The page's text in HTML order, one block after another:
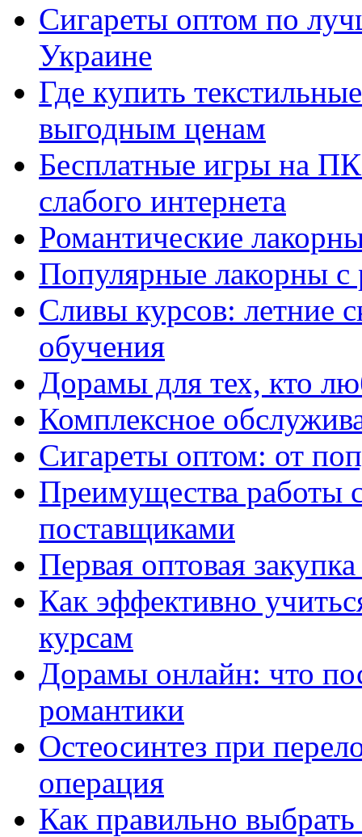
Сигареты оптом по
Украине
Где купить
выгодным ценам
Бесплатные игры на
слабого интернета
Романтические
Популярные лакорны с
Сливы курсов: летние
обучения
Дорамы для тех, кто
Комплексное
Сигареты оптом: от
Преимущества работы
поставщиками
Первая оптовая
Как эффективно
курсам
Дорамы онлайн: что
романтики
Остеосинтез при
операция
Как правильно